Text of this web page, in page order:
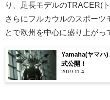
り、足長モデルのTRACER(
さらにフルカウルのスポーツ
とで欧州を中心に盛り上がっ
Yamaha(ヤマハ)
式公開！
2019.11.4